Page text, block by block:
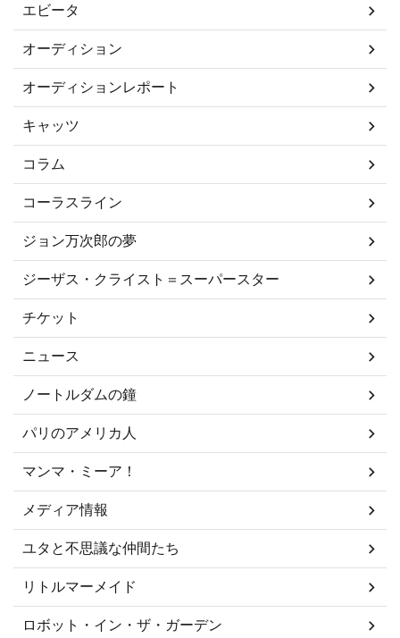
エビータ
オーディション
オーディションレポート
キャッツ
コラム
コーラスライン
ジョン万次郎の夢
ジーザス・クライスト＝スーパースター
チケット
ニュース
ノートルダムの鐘
パリのアメリカ人
マンマ・ミーア！
メディア情報
ユタと不思議な仲間たち
リトルマーメイド
ロボット・イン・ザ・ガーデン